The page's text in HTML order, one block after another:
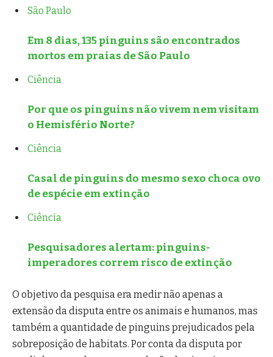
São Paulo
Em 8 dias, 135 pinguins são encontrados
mortos em praias de São Paulo
Ciência
Por que os pinguins não vivem nem visitam
o Hemisfério Norte?
Ciência
Casal de pinguins do mesmo sexo choca ovo
de espécie em extinção
Ciência
Pesquisadores alertam: pinguins-
imperadores correm risco de extinção
O objetivo da pesquisa era medir não apenas a
extensão da disputa entre os animais e humanos, mas
também a quantidade de pinguins prejudicados pela
sobreposição de habitats. Por conta da disputa por